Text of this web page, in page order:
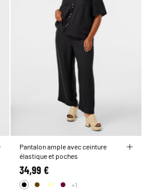
Pantalon ample avec ceinture
élastique et poches
34,99 €
+1